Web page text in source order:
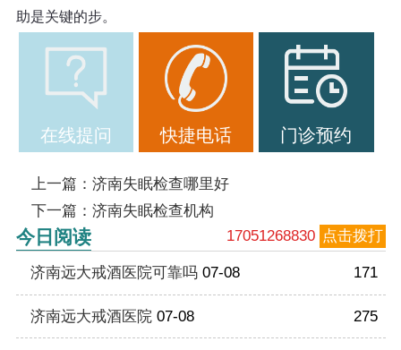
助是关键的步。
在线提问 快捷电话 门诊预约
上一篇： 济南失眠检查哪里好
下一篇： 济南失眠检查机构
17051268830 点击拨打
今日阅读
171
济南远大戒酒医院可靠吗 07-08
275
济南远大戒酒医院 07-08